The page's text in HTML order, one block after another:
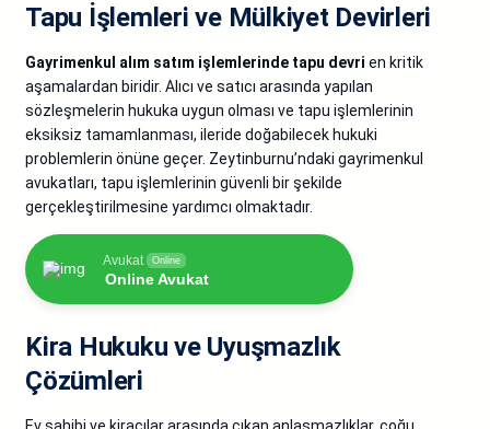
Tapu İşlemleri ve Mülkiyet Devirleri
Gayrimenkul alım satım işlemlerinde tapu devri en kritik
aşamalardan biridir. Alıcı ve satıcı arasında yapılan
sözleşmelerin hukuka uygun olması ve tapu işlemlerinin
eksiksiz tamamlanması, ileride doğabilecek hukuki
problemlerin önüne geçer. Zeytinburnu’ndaki gayrimenkul
avukatları, tapu işlemlerinin güvenli bir şekilde
gerçekleştirilmesine yardımcı olmaktadır.
Avukat Online
Online Avukat
Kira Hukuku ve Uyuşmazlık
Çözümleri